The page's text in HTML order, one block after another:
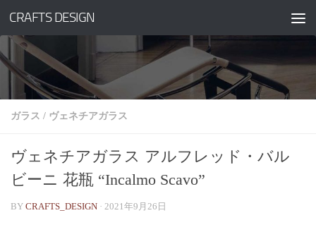
コンテンツへスキップ
CRAFTS DESIGN
ガラス / ヴェネチアガラス
ヴェネチアガラス アルフレッド・バル
ビーニ 花瓶 “Incalmo Scavo”
BY CRAFTS_DESIGN · 2021年9月26日